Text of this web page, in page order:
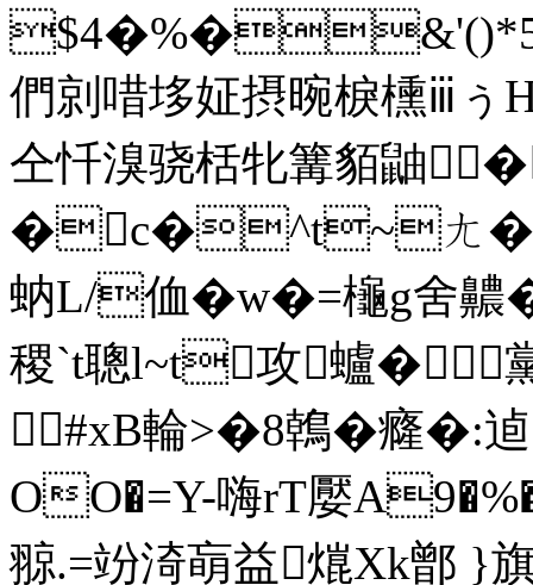
們剠唶垑姃摂晼棙櫄ⅲぅ
仝忏溴骁栝牝篝貊鼬
�c�^t~ㄤ
蚋L/侐�w�=櫷g舍齈
稷`t聰l~t攻蠦�
#xB輪>�8鶾�癃�:逌
OO�=Y-嗨rT嬮
翞.=竕渏朚益熴Xk鄫 }